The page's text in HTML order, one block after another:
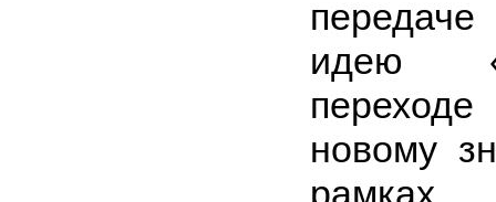
идею
новому
рамках